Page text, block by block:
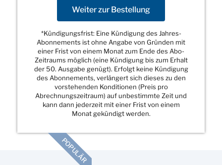
Weiter zur Bestellung
*Kündigungsfrist: Eine Kündigung des Jahres-
Abonnements ist ohne Angabe von Gründen mit
einer Frist von einem Monat zum Ende des Abo-
Zeitraums möglich (eine Kündigung bis zum Erhalt
der 50. Ausgabe genügt). Erfolgt keine Kündigung
des Abonnements, verlängert sich dieses zu den
vorstehenden Konditionen (Preis pro
Abrechnungszeitraum) auf unbestimmte Zeit und
kann dann jederzeit mit einer Frist von einem
Monat gekündigt werden.
POPULÄR